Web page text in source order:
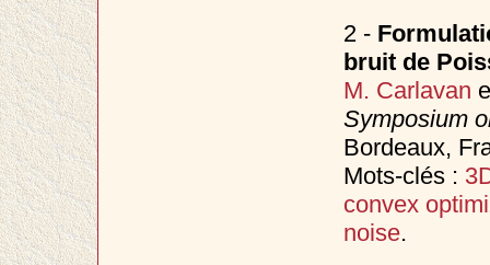
2 -
bruit de
M. Carlavan
Symposium
Bordeaux,
Mots-clés :
convex
noise.